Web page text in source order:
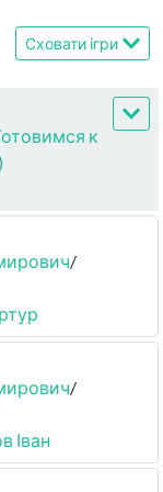
Сховати ігри
к
/
/
Іван